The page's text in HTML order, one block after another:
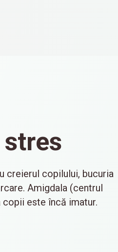
creierul copilului, bucuria
Amigdala (centrul
este încă imatur.